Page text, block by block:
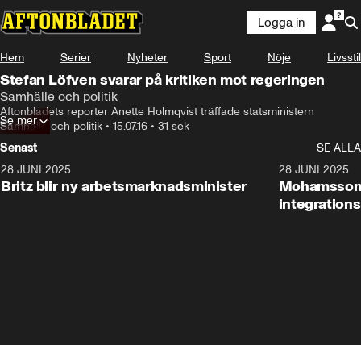
Logga in
Hem Serier Nyheter Sport Nöje Livsstil
Stefan Löfven svarar på kritiken mot regeringen
Samhälle och politik
Aftonbladets reporter Anette Holmqvist träffade statsministern
Samhälle och politik • 15.07.16 • 31 sek
Se mer
Senast
SE ALLA
28 JUNI 2025
Britz blir ny arbetsmarknadsminister
28 JUNI 2025